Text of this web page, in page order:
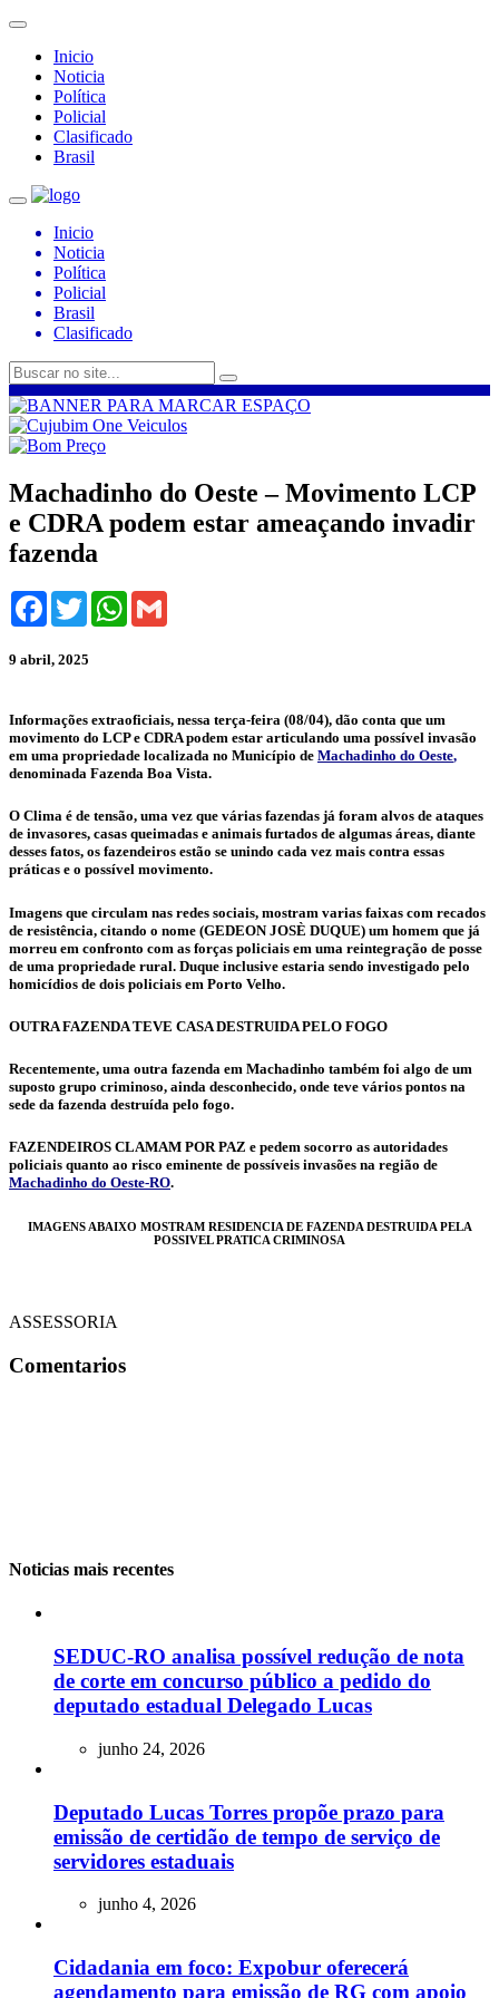
Inicio
Noticia
Política
Policial
Clasificado
Brasil
Inicio
Noticia
Política
Policial
Brasil
Clasificado
Machadinho do Oeste – Movimento LCP
e CDRA podem estar ameaçando invadir
fazenda
Facebook
TwitterWhatsApp
9 abril, 2025
Informações extraoficiais, nessa terça-feira (08/04), dão conta que um
movimento do LCP e CDRA podem estar articulando uma possível invasão
em uma propriedade localizada no Município de Machadinho do Oeste,
denominada Fazenda Boa Vista.
O Clima é de tensão, uma vez que várias fazendas já foram alvos de ataques
de invasores, casas queimadas e animais furtados de algumas áreas, diante
desses fatos, os fazendeiros estão se unindo cada vez mais contra essas
práticas e o possível movimento.
Imagens que circulam nas redes sociais, mostram varias faixas com recados
de resistência, citando o nome (GEDEON JOSÈ DUQUE) um homem que já
morreu em confronto com as forças policiais em uma reintegração de posse
de uma propriedade rural. Duque inclusive estaria sendo investigado pelo
homicídios de dois policiais em Porto Velho.
OUTRA FAZENDA TEVE CASA DESTRUIDA PELO FOGO
Recentemente, uma outra fazenda em Machadinho também foi algo de um
suposto grupo criminoso, ainda desconhecido, onde teve vários pontos na
sede da fazenda destruída pelo fogo.
FAZENDEIROS CLAMAM POR PAZ e pedem socorro as autoridades
policiais quanto ao risco eminente de possíveis invasões na região de
Machadinho do Oeste-RO.
IMAGENS ABAIXO MOSTRAM RESIDENCIA DE FAZENDA DESTRUIDA PELA
POSSIVEL PRATICA CRIMINOSA
ASSESSORIA
Comentarios
Noticias mais recentes
SEDUC-RO analisa possível redução de nota
de corte em concurso público a pedido do
deputado estadual Delegado Lucas
junho 24, 2026
Deputado Lucas Torres propõe prazo para
emissão de certidão de tempo de serviço de
servidores estaduais
junho 4, 2026
Cidadania em foco: Expobur oferecerá
agendamento para emissão de RG com apoio